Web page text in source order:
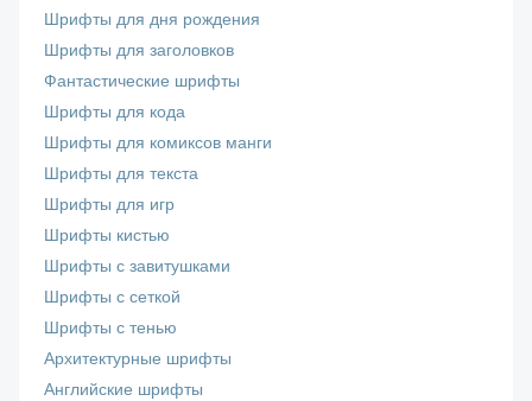
Шрифты для дня рождения
Шрифты для заголовков
Фантастические шрифты
Шрифты для кода
Шрифты для комиксов манги
Шрифты для текста
Шрифты для игр
Шрифты кистью
Шрифты с завитушками
Шрифты с сеткой
Шрифты с тенью
Архитектурные шрифты
Английские шрифты